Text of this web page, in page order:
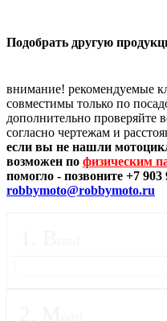
Подобрать другую
внимание! рекомендуемые
совместимы только по
дополнительно проверяйте
согласно чертежам и
если вы не нашли
возможен по физическим
помогло - позвоните +7
robbymoto@robbymoto.ru